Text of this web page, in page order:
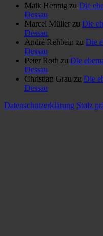
Maik Hennig zu Die
Dessau
Marcel Müller zu Die
Dessau
André Rehbein zu Die
Dessau
Peter Roth zu Die
Dessau
Christian Grau zu Die
Dessau
Datenschutzerklärung Stolz